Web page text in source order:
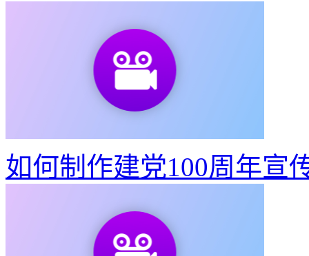
如何制作建党100周年宣